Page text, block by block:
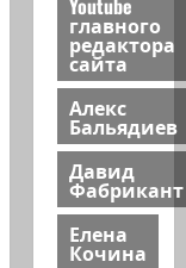
главного
редактора
сайта
Алекс
Бальядиев
Давид
Фабрикант
Елена
Кочина